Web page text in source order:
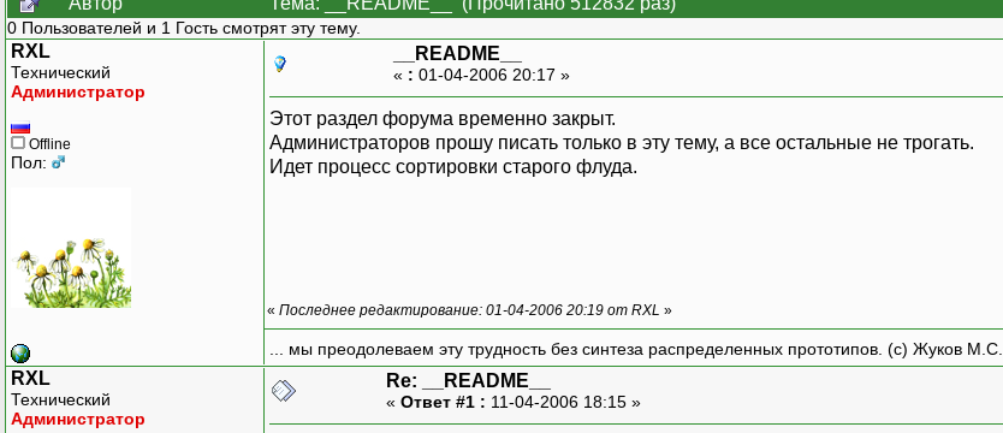
0 Пользователей и 1 Гость смотрят эту тему.
RXL
Технический
Администратор
Offline
Пол:
__README__
« : 01-04-2006 20:17 »
Этот раздел форума временно закрыт.
Администраторов прошу писать только в эту тему, а все остальные не трогать.
Идет процесс сортировки старого флуда.
« Последнее редактирование: 01-04-2006 20:19 от RXL »
... мы преодолеваем эту трудность без синтеза распределенных прототипов. (с) Жуков М.С.
RXL
Технический
Администратор
Re: __README__
« Ответ #1 : 11-04-2006 18:15 »